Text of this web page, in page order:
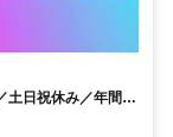
土日祝休み／年間休